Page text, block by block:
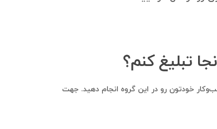
تبلیغ کنم؟
خودتون رو در این گروه انجام دهید. جهت